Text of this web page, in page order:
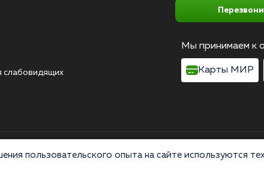
слабовидящих
Мы принимаем к
Карты МИР
Согласие на обработку
пользовательского опыта на сайте используются